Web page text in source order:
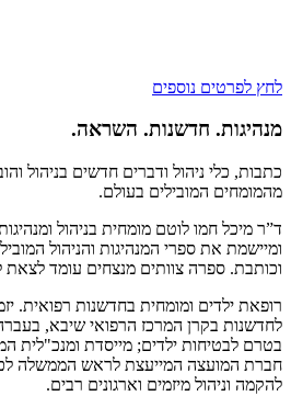
לחץ לפרטים נוספים
מנהיגות. חדשנות. השראה.
כתבות, כלי ניהול ודברים חדשים בניהול
מהמומחים המובילים בעולם.
ד”ר מיכל חמו לוטם מומחית בניהול
ומיישמת את ספרי המנהיגות והניהול
וכותבת. ספרה צוותים מנצחים עומד
רופאת ילדים ומומחית בחדשנות רפואית.
לחדשנות בקרן המרכז הרפואי שיבא,
בטרם לבטיחות ילדים; מייסדת ומנכ"לית
חברת המועצה המייעצת לראש הממשלה
להקמה וניהול מיזמים וארגונים רבים.